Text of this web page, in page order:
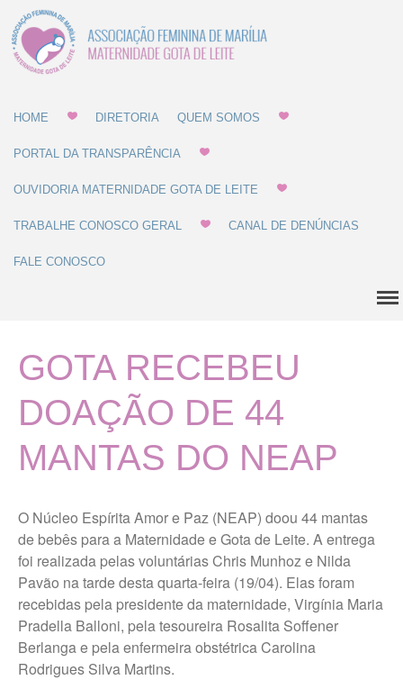
Estatuto
Regulamentos
Dúvidas Comuns
Localização
MISSÃO, VISÃO E VALORES
TERMOS DE USO E POLÍTICA
Vigilância Nutricional
Últimas Notícias
Portal da Transparência
Ouvidoria Maternidade Gota
HOME DIRETORIA QUEM SOMOS
PORTAL DA TRANSPARÊNCIA
OUVIDORIA MATERNIDADE GOTA DE LEITE
TRABALHE CONOSCO GERAL CANAL DE DENÚNCIAS
FALE CONOSCO
GOTA RECEBEU
DOAÇÃO DE 44
MANTAS DO NEAP
O Núcleo Espírita Amor e Paz (NEAP) doou 44 mantas
de bebês para a Maternidade e Gota de Leite. A entrega
foi realizada pelas voluntárias Chris Munhoz e Nilda
Pavão na tarde desta quarta-feira (19/04). Elas foram
recebidas pela presidente da maternidade, Virgínia Maria
Pradella Balloni, pela tesoureira Rosalita Soffener
Berlanga e pela enfermeira obstétrica Carolina
Rodrigues Silva Martins.